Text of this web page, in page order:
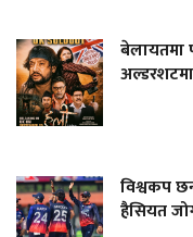
बेलायतमा
विश्वकप
हैसियत